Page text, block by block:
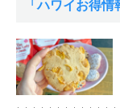
「ハワイお得